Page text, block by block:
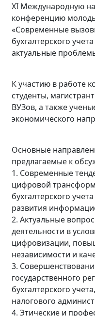
ХI Международную
конференцию
«Современные
бухгалтерского
актуальные
К участию в работе
студенты,
ВУЗов, а также
экономического
Основные
предлагаемые к
1. Современные
цифровой
бухгалтерского
развития
2. Актуальные
деятельности в
цифровизации,
независимости и
3.
государственного
бухгалтерского
налогового
4. Этические и